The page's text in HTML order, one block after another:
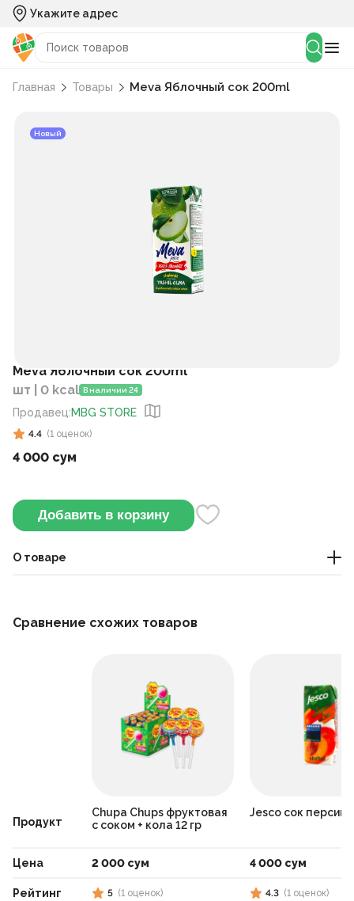
Укажите адрес
Главная Товары Meva Яблочный сок 200ml
Новый
Meva Яблочный сок 200ml
шт | 0 kcal В наличии 24
Продавец:MBG STORE
4.4 (1 оценок)
4 000 сум
Добавить в корзину
О товаре
Сравнение схожих товаров
Продукт
Цена
Рейтинг
Chupa Chups фруктовая
с соком + кола 12 гр
2 000 сум
5 (1 оценок)
Jesco сок персик
4 000 сум
4.3 (1 оценок)